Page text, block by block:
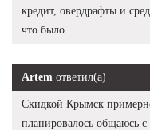
кредит, овердрафты и
что было.
Artem ответил(а)
Скидкой Крымск
планировалось общаюсь